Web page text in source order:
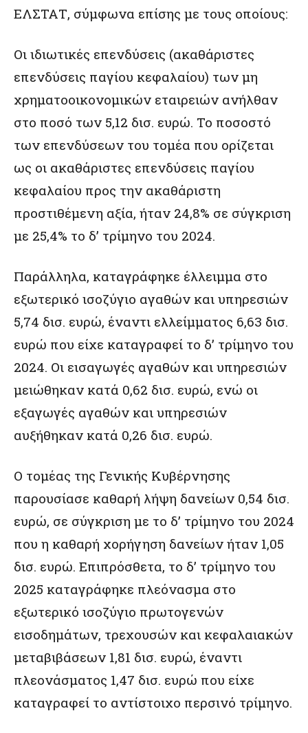
ΕΛΣΤΑΤ, σύμφωνα επίσης με τους οποίους:
Οι ιδιωτικές επενδύσεις (ακαθάριστες
επενδύσεις παγίου κεφαλαίου) των μη
χρηματοοικονομικών εταιρειών ανήλθαν
στο ποσό των 5,12 δισ. ευρώ. Το ποσοστό
των επενδύσεων του τομέα που ορίζεται
ως οι ακαθάριστες επενδύσεις παγίου
κεφαλαίου προς την ακαθάριστη
προστιθέμενη αξία, ήταν 24,8% σε σύγκριση
με 25,4% το δ’ τρίμηνο του 2024.
Παράλληλα, καταγράφηκε έλλειμμα στο
εξωτερικό ισοζύγιο αγαθών και υπηρεσιών
5,74 δισ. ευρώ, έναντι ελλείμματος 6,63 δισ.
ευρώ που είχε καταγραφεί το δ’ τρίμηνο του
2024. Οι εισαγωγές αγαθών και υπηρεσιών
μειώθηκαν κατά 0,62 δισ. ευρώ, ενώ οι
εξαγωγές αγαθών και υπηρεσιών
αυξήθηκαν κατά 0,26 δισ. ευρώ.
Ο τομέας της Γενικής Κυβέρνησης
παρουσίασε καθαρή λήψη δανείων 0,54 δισ.
ευρώ, σε σύγκριση με το δ’ τρίμηνο του 2024
που η καθαρή χορήγηση δανείων ήταν 1,05
δισ. ευρώ. Επιπρόσθετα, το δ’ τρίμηνο του
2025 καταγράφηκε πλεόνασμα στο
εξωτερικό ισοζύγιο πρωτογενών
εισοδημάτων, τρεχουσών και κεφαλαιακών
μεταβιβάσεων 1,81 δισ. ευρώ, έναντι
πλεονάσματος 1,47 δισ. ευρώ που είχε
καταγραφεί το αντίστοιχο περσινό τρίμηνο.